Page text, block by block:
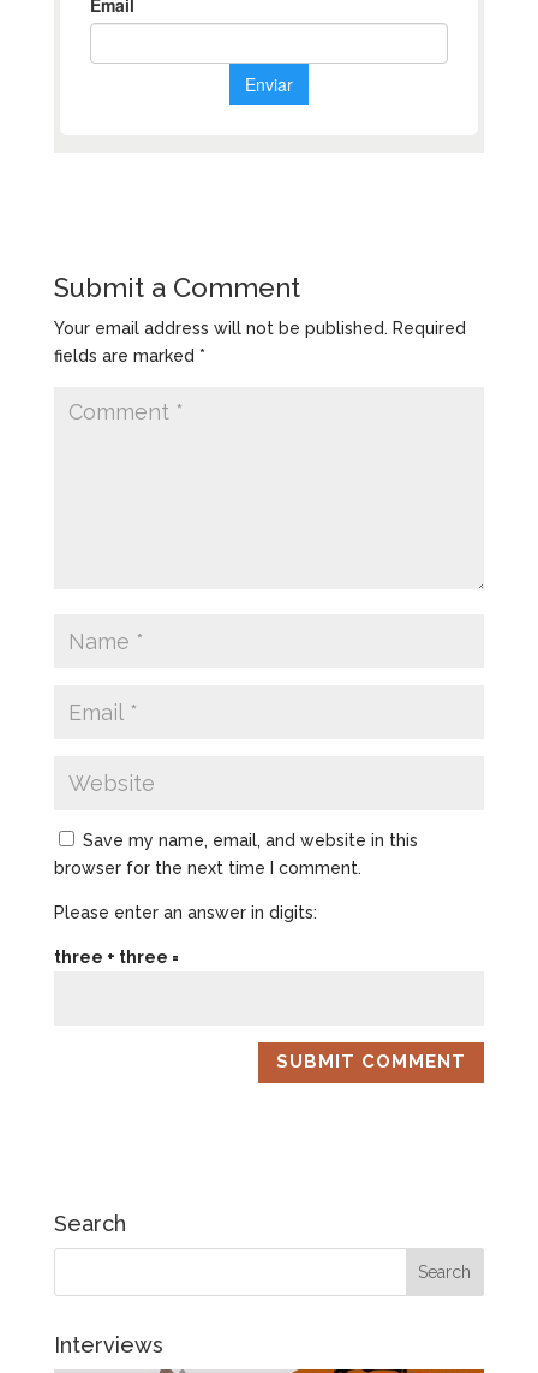
Submit a Comment
Your email address will not be published. Required
fields are marked *
Save my name, email, and website in this
browser for the next time I comment.
Please enter an answer in digits:
three + three =
Search
Interviews